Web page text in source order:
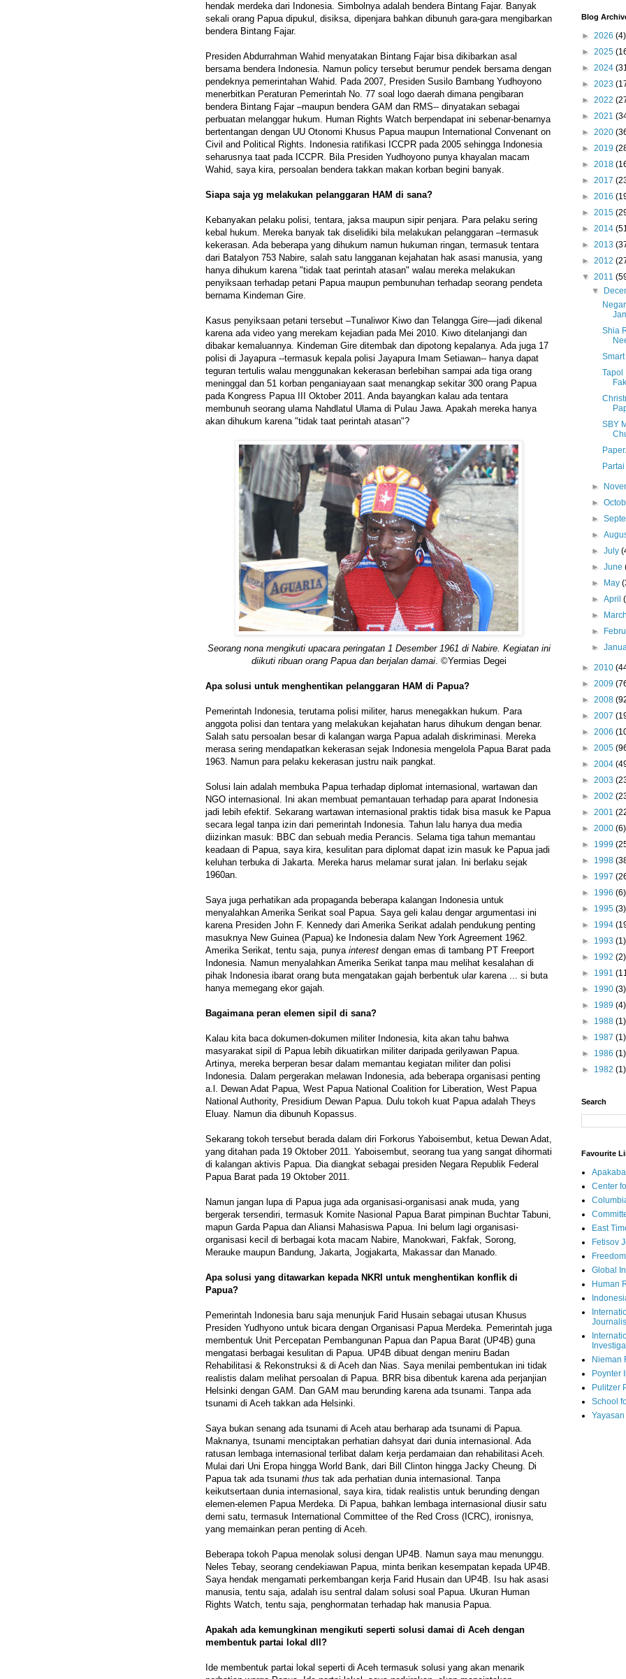
hendak merdeka dari Indonesia. Simbolnya adalah bendera Bintang Fajar. Banyak
sekali orang Papua dipukul, disiksa, dipenjara bahkan dibunuh gara-gara mengibarkan
bendera Bintang Fajar.
Presiden Abdurrahman Wahid menyatakan Bintang Fajar bisa dikibarkan asal
bersama bendera Indonesia. Namun policy tersebut berumur pendek bersama dengan
pendeknya pemerintahan Wahid. Pada 2007, Presiden Susilo Bambang Yudhoyono
menerbitkan Peraturan Pemerintah No. 77 soal logo daerah dimana pengibaran
bendera Bintang Fajar –maupun bendera GAM dan RMS-- dinyatakan sebagai
perbuatan melanggar hukum. Human Rights Watch berpendapat ini sebenar-benarnya
bertentangan dengan UU Otonomi Khusus Papua maupun International Convenant on
Civil and Political Rights. Indonesia ratifikasi ICCPR pada 2005 sehingga Indonesia
seharusnya taat pada ICCPR. Bila Presiden Yudhoyono punya khayalan macam
Wahid, saya kira, persoalan bendera takkan makan korban begini banyak.
Siapa saja yg melakukan pelanggaran HAM di sana?
Kebanyakan pelaku polisi, tentara, jaksa maupun sipir penjara. Para pelaku sering
kebal hukum. Mereka banyak tak diselidiki bila melakukan pelanggaran –termasuk
kekerasan. Ada beberapa yang dihukum namun hukuman ringan, termasuk tentara
dari Batalyon 753 Nabire, salah satu langganan kejahatan hak asasi manusia, yang
hanya dihukum karena "tidak taat perintah atasan" walau mereka melakukan
penyiksaan terhadap petani Papua maupun pembunuhan terhadap seorang pendeta
bernama Kindeman Gire.
Kasus penyiksaan petani tersebut –Tunaliwor Kiwo dan Telangga Gire—jadi dikenal
karena ada video yang merekam kejadian pada Mei 2010. Kiwo ditelanjangi dan
dibakar kemaluannya. Kindeman Gire ditembak dan dipotong kepalanya. Ada juga 17
polisi di Jayapura --termasuk kepala polisi Jayapura Imam Setiawan-- hanya dapat
teguran tertulis walau menggunakan kekerasan berlebihan sampai ada tiga orang
meninggal dan 51 korban penganiayaan saat menangkap sekitar 300 orang Papua
pada Kongress Papua III Oktober 2011. Anda bayangkan kalau ada tentara
membunuh seorang ulama Nahdlatul Ulama di Pulau Jawa. Apakah mereka hanya
akan dihukum karena "tidak taat perintah atasan"?
Seorang nona mengikuti upacara peringatan 1 Desember 1961 di Nabire. Kegiatan ini
diikuti ribuan orang Papua dan berjalan damai. ©Yermias Degei
Apa solusi untuk menghentikan pelanggaran HAM di Papua?
Pemerintah Indonesia, terutama polisi militer, harus menegakkan hukum. Para
anggota polisi dan tentara yang melakukan kejahatan harus dihukum dengan benar.
Salah satu persoalan besar di kalangan warga Papua adalah diskriminasi. Mereka
merasa sering mendapatkan kekerasan sejak Indonesia mengelola Papua Barat pada
1963. Namun para pelaku kekerasan justru naik pangkat.
Solusi lain adalah membuka Papua terhadap diplomat internasional, wartawan dan
NGO internasional. Ini akan membuat pemantauan terhadap para aparat Indonesia
jadi lebih efektif. Sekarang wartawan internasional praktis tidak bisa masuk ke Papua
secara legal tanpa izin dari pemerintah Indonesia. Tahun lalu hanya dua media
diizinkan masuk: BBC dan sebuah media Perancis. Selama tiga tahun memantau
keadaan di Papua, saya kira, kesulitan para diplomat dapat izin masuk ke Papua jadi
keluhan terbuka di Jakarta. Mereka harus melamar surat jalan. Ini berlaku sejak
1960an.
Saya juga perhatikan ada propaganda beberapa kalangan Indonesia untuk
menyalahkan Amerika Serikat soal Papua. Saya geli kalau dengar argumentasi ini
karena Presiden John F. Kennedy dari Amerika Serikat adalah pendukung penting
masuknya New Guinea (Papua) ke Indonesia dalam New York Agreement 1962.
Amerika Serikat, tentu saja, punya interest dengan emas di tambang PT Freeport
Indonesia. Namun menyalahkan Amerika Serikat tanpa mau melihat kesalahan di
pihak Indonesia ibarat orang buta mengatakan gajah berbentuk ular karena ... si buta
hanya memegang ekor gajah.
Bagaimana peran elemen sipil di sana?
Kalau kita baca dokumen-dokumen militer Indonesia, kita akan tahu bahwa
masyarakat sipil di Papua lebih dikuatirkan militer daripada gerilyawan Papua.
Artinya, mereka berperan besar dalam memantau kegiatan militer dan polisi
Indonesia. Dalam pergerakan melawan Indonesia, ada beberapa organisasi penting
a.l. Dewan Adat Papua, West Papua National Coalition for Liberation, West Papua
National Authority, Presidium Dewan Papua. Dulu tokoh kuat Papua adalah Theys
Eluay. Namun dia dibunuh Kopassus.
Sekarang tokoh tersebut berada dalam diri Forkorus Yaboisembut, ketua Dewan Adat,
yang ditahan pada 19 Oktober 2011. Yaboisembut, seorang tua yang sangat dihormati
di kalangan aktivis Papua. Dia diangkat sebagai presiden Negara Republik Federal
Papua Barat pada 19 Oktober 2011.
Namun jangan lupa di Papua juga ada organisasi-organisasi anak muda, yang
bergerak tersendiri, termasuk Komite Nasional Papua Barat pimpinan Buchtar Tabuni,
mapun Garda Papua dan Aliansi Mahasiswa Papua. Ini belum lagi organisasi-
organisasi kecil di berbagai kota macam Nabire, Manokwari, Fakfak, Sorong,
Merauke maupun Bandung, Jakarta, Jogjakarta, Makassar dan Manado.
Apa solusi yang ditawarkan kepada NKRI untuk menghentikan konflik di
Papua?
Pemerintah Indonesia baru saja menunjuk Farid Husain sebagai utusan Khusus
Presiden Yudhyono untuk bicara dengan Organisasi Papua Merdeka. Pemerintah juga
membentuk Unit Percepatan Pembangunan Papua dan Papua Barat (UP4B) guna
mengatasi berbagai kesulitan di Papua. UP4B dibuat dengan meniru Badan
Rehabilitasi & Rekonstruksi & di Aceh dan Nias. Saya menilai pembentukan ini tidak
realistis dalam melihat persoalan di Papua. BRR bisa dibentuk karena ada perjanjian
Helsinki dengan GAM. Dan GAM mau berunding karena ada tsunami. Tanpa ada
tsunami di Aceh takkan ada Helsinki.
Saya bukan senang ada tsunami di Aceh atau berharap ada tsunami di Papua.
Maknanya, tsunami menciptakan perhatian dahsyat dari dunia internasional. Ada
ratusan lembaga internasional terlibat dalam kerja perdamaian dan rehabilitasi Aceh.
Mulai dari Uni Eropa hingga World Bank, dari Bill Clinton hingga Jacky Cheung. Di
Papua tak ada tsunami thus tak ada perhatian dunia internasional. Tanpa
keikutsertaan dunia internasional, saya kira, tidak realistis untuk berunding dengan
elemen-elemen Papua Merdeka. Di Papua, bahkan lembaga internasional diusir satu
demi satu, termasuk International Committee of the Red Cross (ICRC), ironisnya,
yang memainkan peran penting di Aceh.
Beberapa tokoh Papua menolak solusi dengan UP4B. Namun saya mau menunggu.
Neles Tebay, seorang cendekiawan Papua, minta berikan kesempatan kepada UP4B.
Saya hendak mengamati perkembangan kerja Farid Husain dan UP4B. Isu hak asasi
manusia, tentu saja, adalah isu sentral dalam solusi soal Papua. Ukuran Human
Rights Watch, tentu saja, penghormatan terhadap hak manusia Papua.
Apakah ada kemungkinan mengikuti seperti solusi damai di Aceh dengan
membentuk partai lokal dll?
Ide membentuk partai lokal seperti di Aceh termasuk solusi yang akan menarik
Blog
► 2026 (4)
► 2025
► 2024
► 2023
► 2022
► 2021
► 2020
► 2019
► 2018
► 2017
► 2016
► 2015
► 2014
► 2013
► 2012
▼ 2011
▼
Shia
Tapol
SBY
►
►
►
►
►July
►June
►
May
►April
►
►
►
► 2010
► 2009
► 2008
► 2007
► 2006
► 2005
► 2004
► 2003
► 2002
► 2001
► 2000 (6)
► 1999
► 1998
► 1997
► 1996 (6)
► 1995 (3)
► 1994
► 1993 (1)
► 1992 (2)
► 1991
► 1990 (3)
► 1989 (4)
► 1988 (1)
► 1987 (1)
► 1986 (1)
► 1982 (1)
Search
Favourite
Center
East
Fetisov
Global
Human
Nieman
Poynter
Pulitzer
School